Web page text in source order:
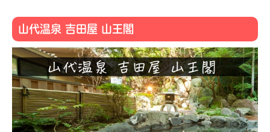
山代温泉 吉田屋 山王閣